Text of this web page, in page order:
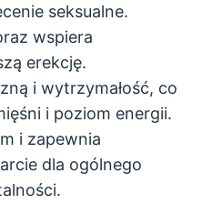
seksualne.
wspiera
erekcję.
i wytrzymałość, co
i poziom energii.
i zapewnia
dla ogólnego